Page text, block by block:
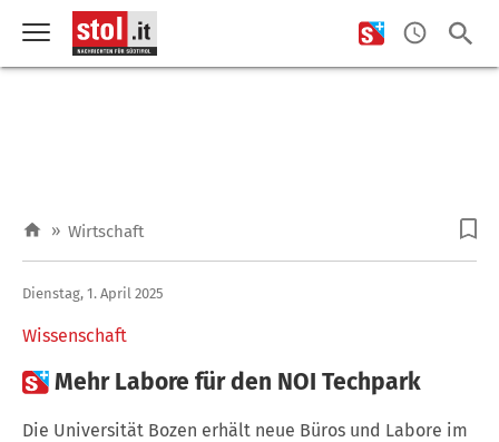
» Wirtschaft
Wissenschaft
Dienstag, 1. April 2025
Mehr Labore für den NOI Techpark
Die Universität Bozen erhält neue Büros und Labore im